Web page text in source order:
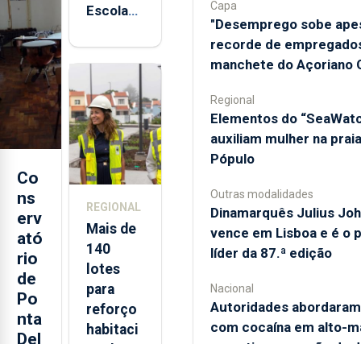
dever...
Conteúdo
exclusivo para
subscritores.
Estar informado
custa menos do
que um café por
dia!
Inclui acesso à
totalidade das edições
impressas, em formato
digital, dos jornais e dos
Co
ns
erv
ató
rio
de
Po
nta
Del
Escola
está de
aos
Açores
REGIONAL
Mais de
140
lotes
para
reforço
habitaci
Capa
"Desemprego sobe
recorde de
manchete do Açoriano
Regional
​Elementos do
auxiliam mulher na
Pópulo
Outras modalidades
Dinamarquês Julius
vence em Lisboa e é o
líder da 87.ª edição
Nacional
Autoridades
com cocaína em alto-